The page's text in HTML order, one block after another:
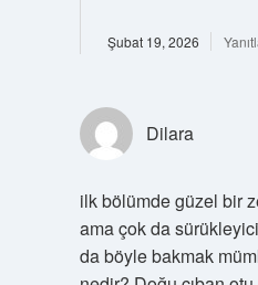
Şubat 19, 2026
Dilara
ilk bölümde güzel bir
ama çok da
da böyle bakmak